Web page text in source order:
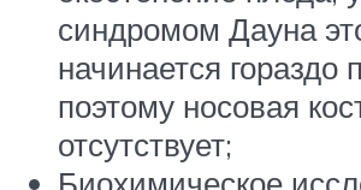
синдромом Дауна
начинается гораздо
поэтому носовая
отсутствует;